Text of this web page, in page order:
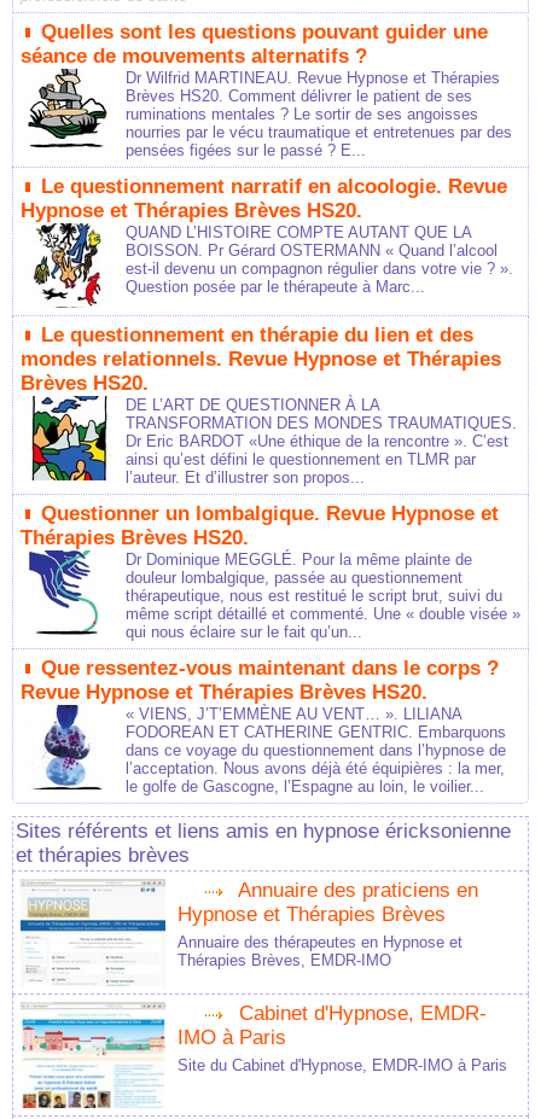
Quelles sont les questions pouvant guider une
séance de mouvements alternatifs ?
Dr Wilfrid MARTINEAU. Revue Hypnose et Thérapies
Brèves HS20. Comment délivrer le patient de ses
ruminations mentales ? Le sortir de ses angoisses
nourries par le vécu traumatique et entretenues par des
pensées figées sur le passé ? E...
Le questionnement narratif en alcoologie. Revue
Hypnose et Thérapies Brèves HS20.
QUAND L’HISTOIRE COMPTE AUTANT QUE LA
BOISSON. Pr Gérard OSTERMANN « Quand l’alcool
est-il devenu un compagnon régulier dans votre vie ? ».
Question posée par le thérapeute à Marc...
Le questionnement en thérapie du lien et des
mondes relationnels. Revue Hypnose et Thérapies
Brèves HS20.
DE L’ART DE QUESTIONNER À LA
TRANSFORMATION DES MONDES TRAUMATIQUES.
Dr Eric BARDOT «Une éthique de la rencontre ». C’est
ainsi qu’est défini le questionnement en TLMR par
l’auteur. Et d’illustrer son propos...
Questionner un lombalgique. Revue Hypnose et
Thérapies Brèves HS20.
Dr Dominique MEGGLÉ. Pour la même plainte de
douleur lombalgique, passée au questionnement
thérapeutique, nous est restitué le script brut, suivi du
même script détaillé et commenté. Une « double visée »
qui nous éclaire sur le fait qu’un...
Que ressentez-vous maintenant dans le corps ?
Revue Hypnose et Thérapies Brèves HS20.
« VIENS, J’T’EMMÈNE AU VENT… ». LILIANA
FODOREAN ET CATHERINE GENTRIC. Embarquons
dans ce voyage du questionnement dans l’hypnose de
l’acceptation. Nous avons déjà été équipières : la mer,
le golfe de Gascogne, l’Espagne au loin, le voilier...
Sites référents et liens amis en hypnose éricksonienne
et thérapies brèves
Annuaire des praticiens en
Hypnose et Thérapies Brèves
Annuaire des thérapeutes en Hypnose et
Thérapies Brèves, EMDR-IMO
Cabinet d'Hypnose, EMDR-
IMO à Paris
Site du Cabinet d'Hypnose, EMDR-IMO à Paris